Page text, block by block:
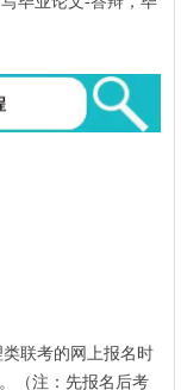
联考的网上报名时
（注：先报名后考